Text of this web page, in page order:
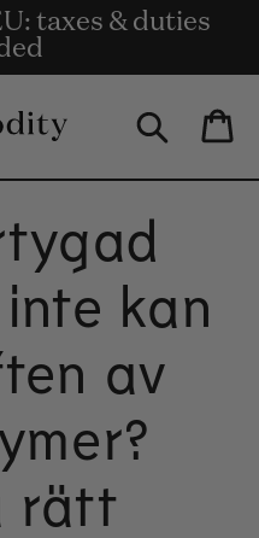
beställningar på
euro.
taxes & duties
with
Bag
kan
av
rätt